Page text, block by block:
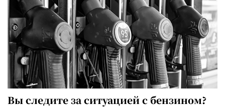
Вы следите за ситуацией с бензином?